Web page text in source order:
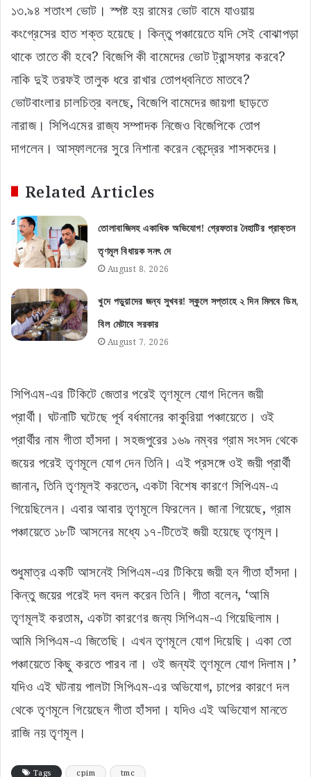
১৩.৯৪ শতাংশ ভোট। স্পষ্ট হয় রামের ভোট বামে যাওয়ায়
কংগ্রেসের হাত শক্ত হয়েছে। কিন্তু পঞ্চায়েতে যদি সেই বোঝাপড়া
থাকে তাতে কী হবে? বিজেপি কী বামেদের ভোট ট্রান্সফার করবে?
নাকি দুই তরফই তালুক ধরে রাখার তোপধ্বনিতে মাতবে?
ভোটবাংলার চালচিত্র বলছে, বিজেপি বামেদের জায়গা ছাড়তে
নারাজ। সিপিএমের রাজ্য সম্পাদক নিজেও বিজেপিকে তোপ
দাগলেন। আস্ফালনের সুরে নিশানা করেন কেন্দ্রের শাসকদের।
Related Articles
তোলাবাজিসহ একাধিক অভিযোগ! গ্রেফতার নৈহাটির প্রাক্তন
তৃণমূল বিধায়ক সনৎ দে
August 8, 2026
খুদে পড়ুয়াদের জন্য সুখবর! স্কুলে সপ্তাহে ২ দিন মিলবে ডিম,
বিল মেটাবে সরকার
August 7, 2026
সিপিএম-এর টিকিটে জেতার পরেই তৃণমূলে যোগ দিলেন জয়ী
প্রার্থী। ঘটনাটি ঘটেছে পূর্ব বর্ধমানের কাকুরিয়া পঞ্চায়েতে। ওই
প্রার্থীর নাম গীতা হাঁসদা। সহজপুরের ১৬৯ নম্বর গ্রাম সংসদ থেকে
জয়ের পরেই তৃণমূলে যোগ দেন তিনি। এই প্রসঙ্গে ওই জয়ী প্রার্থী
জানান, তিনি তৃণমূলই করতেন, একটা বিশেষ কারণে সিপিএম-এ
গিয়েছিলেন। এবার আবার তৃণমূলে ফিরলেন। জানা গিয়েছে, গ্রাম
পঞ্চায়েতে ১৮টি আসনের মধ্যে ১৭-টিতেই জয়ী হয়েছে তৃণমূল।
শুধুমাত্র একটি আসনেই সিপিএম-এর টিকিয়ে জয়ী হন গীতা হাঁসদা।
কিন্তু জয়ের পরেই দল বদল করেন তিনি। গীতা বলেন, ‘আমি
তৃণমূলই করতাম, একটা কারণের জন্য সিপিএম-এ গিয়েছিলাম।
আমি সিপিএম-এ জিতেছি। এখন তৃণমূলে যোগ দিয়েছি। একা তো
পঞ্চায়েতে কিছু করতে পারব না। ওই জন্যই তৃণমূলে যোগ দিলাম।’
যদিও এই ঘটনায় পালটা সিপিএম-এর অভিযোগ, চাপের কারণে দল
থেকে তৃণমূলে গিয়েছেন গীতা হাঁসদা। যদিও এই অভিযোগ মানতে
রাজি নয় তৃণমূল।
Tags cpim tmc